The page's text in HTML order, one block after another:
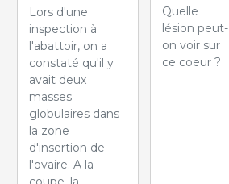
Lors d'une
inspection à
l'abattoir, on a
constaté qu'il y
avait deux
masses
globulaires dans
la zone
d'insertion de
l'ovaire. A la
Quelle
lésion peut-
on voir sur
ce coeur ?